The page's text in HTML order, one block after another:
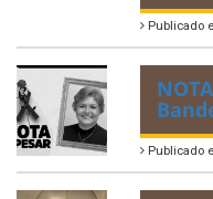
Publicado
Publicado